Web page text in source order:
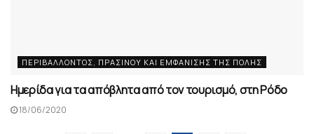
ΠΕΡΙΒΆΛΛΟΝΤΟΣ, ΠΡΑΣΊΝΟΥ ΚΑΙ EΜΦΆΝΙΣΗΣ ΤΗΣ ΠΌΛΗΣ
Ημερίδα για τα απόβλητα από τον τουρισμό, στη Ρόδο
18/06/2020